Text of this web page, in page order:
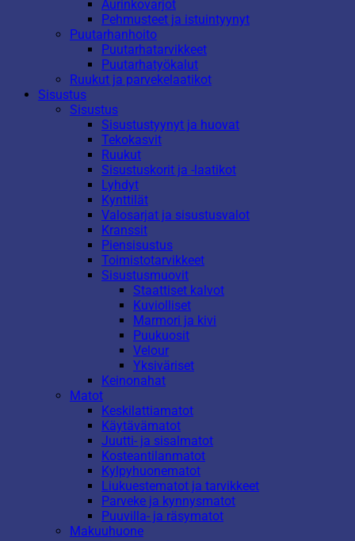
Aurinkovarjot
Pehmusteet ja istuintyynyt
Puutarhanhoito
Puutarhatarvikkeet
Puutarhatyökalut
Ruukut ja parvekelaatikot
Sisustus
Sisustus
Sisustustyynyt ja huovat
Tekokasvit
Ruukut
Sisustuskorit ja -laatikot
Lyhdyt
Kynttilät
Valosarjat ja sisustusvalot
Kranssit
Piensisustus
Toimistotarvikkeet
Sisustusmuovit
Staattiset kalvot
Kuviolliset
Marmori ja kivi
Puukuosit
Velour
Yksiväriset
Keinonahat
Matot
Keskilattiamatot
Käytävämatot
Juutti- ja sisalmatot
Kosteantilanmatot
Kylpyhuonematot
Liukuestematot ja tarvikkeet
Parveke ja kynnysmatot
Puuvilla- ja räsymatot
Makuuhuone